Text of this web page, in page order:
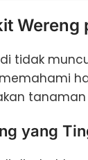
Wereng
tidak
tanaman
yang